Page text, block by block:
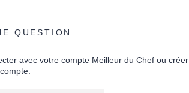
QUESTION
avec votre compte Meilleur du Chef ou créer